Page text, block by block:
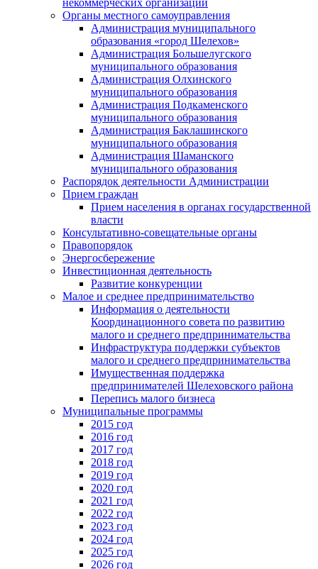
Органы местного самоуправления
Администрация муниципального
образования «город Шелехов»
Администрация Большелугского
муниципального образования
Администрация Олхинского
муниципального образования
Администрация Подкаменского
муниципального образования
Администрация Баклашинского
муниципального образования
Администрация Шаманского
муниципального образования
Распорядок деятельности Администрации
Прием граждан
Прием населения в органах государственной
власти
Консультативно-совещательные органы
Правопорядок
Энергосбережение
Инвестиционная деятельность
Развитие конкуренции
Малое и среднее предпринимательство
Информация о деятельности
Координационного совета по развитию
малого и среднего предпринимательства
Инфраструктура поддержки субъектов
малого и среднего предпринимательства
Имущественная поддержка
предпринимателей Шелеховского района
Перепись малого бизнеса
Муниципальные программы
2015 год
2016 год
2017 год
2018 год
2019 год
2020 год
2021 год
2022 год
2023 год
2024 год
2025 год
2026 год